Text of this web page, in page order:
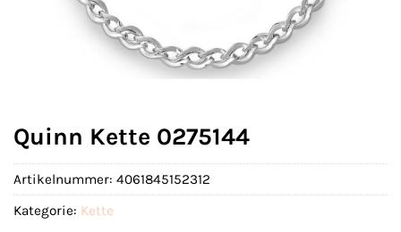
Quinn Kette 0275144
Artikelnummer: 4061845152312
Kategorie: Kette